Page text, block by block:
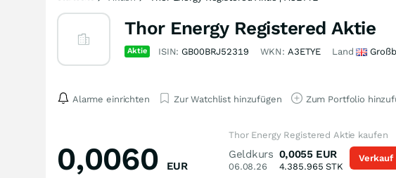
Thor Energy Registered Aktie
Aktie ISIN: GB00BRJ52319 WKN: A3ETYE Land
Alarme einrichten Zur Watchlist hinzufügen Zum Portfolio
0,0060 EUR
Thor Energy Registered Aktie kaufen
Geldkurs
06.08.26
0,0055 EUR
4.385.965 STK
Verkauf